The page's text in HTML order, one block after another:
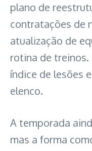
plano de
contratações de
atualização de
rotina de
índice de lesões
elenco.
A temporada
mas a forma